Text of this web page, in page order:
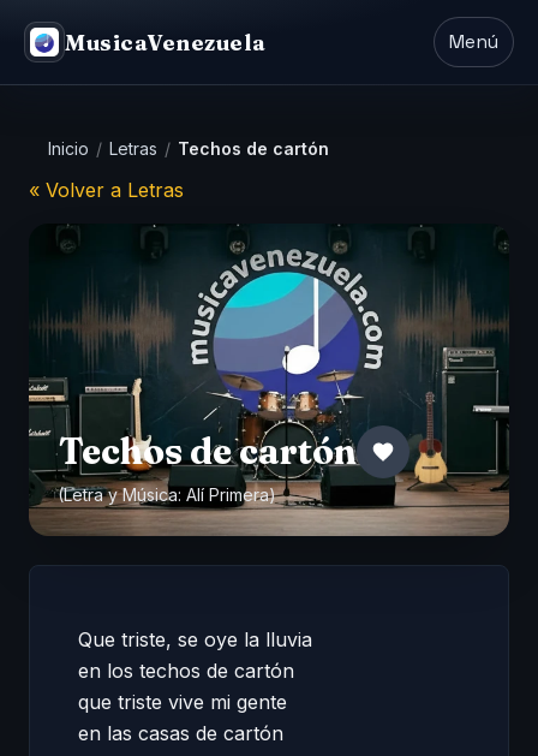
MusicaVenezuela Menú
Inicio / Letras / Techos de cartón
« Volver a Letras
Techos de cartón
(Letra y Música: Alí Primera)
Que triste, se oye la lluvia
en los techos de cartón
que triste vive mi gente
en las casas de cartón